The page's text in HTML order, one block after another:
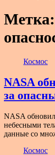
Метка:
Космос
NASA
за
NASA
небесными
данные со
Космос